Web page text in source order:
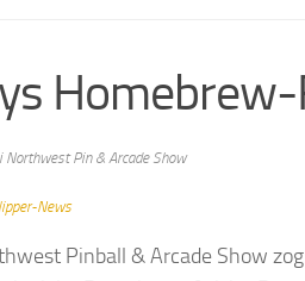
Northwest Pin & Arcade Show
News
Pinball & Arcade Show